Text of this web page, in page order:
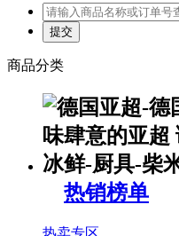
商品分类
热销榜单